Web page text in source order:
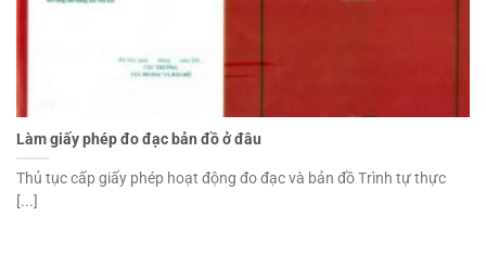
Làm giấy phép đo đạc bản đồ ở đâu
Thủ tục cấp giấy phép hoạt động đo đạc và bản đồ Trình tự thực
[...]